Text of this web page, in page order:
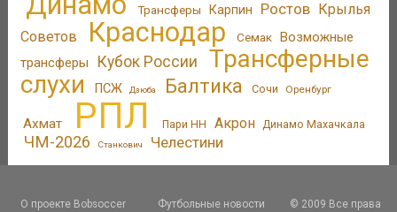
Трансферы Карпин Ростов Крылья
Советов
Краснодар Семак Возможные
трансферы
Кубок России
Трансферные
слухи
ПСЖ Дзюба Балтика Сочи Оренбург
Ахмат РПЛ Пари НН Акрон Динамо Махачкала
ЧМ-2026 Станкович Челестини
О проекте Bobsoccer
Футбольные новости
© 2009 Все права